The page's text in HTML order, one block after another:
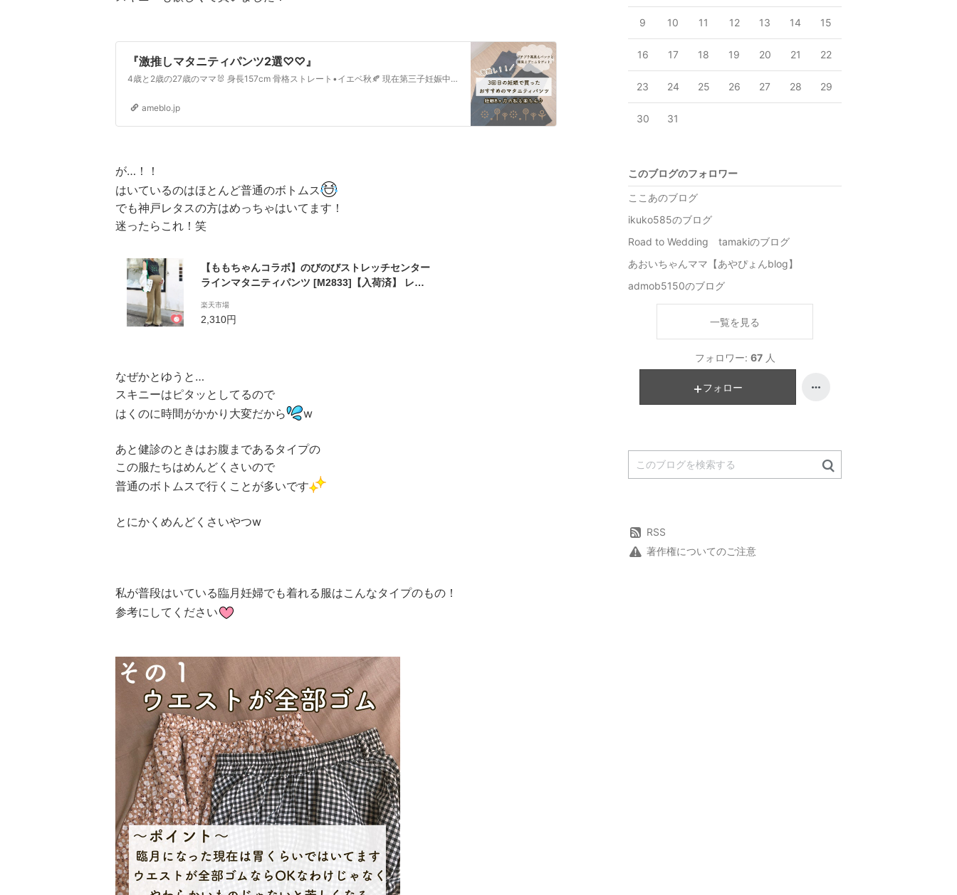
『激推しマタニティパンツ2選♡♡』
4歳と2歳の27歳のママ🐰 身長157cm 骨格ストレート•イエベ秋🍂 現在第三子妊娠中✨✨プチプラ服やコスメが大好き💕リアルなママのコーデやお得情…
ameblo.jp
が…！！
はいているのはほとんど普通のボトムス
でも神戸レタスの方はめっちゃはいてます！
迷ったらこれ！笑
【ももちゃんコラボ】のびのびストレッチセンター
ラインマタニティパンツ [M2833]【入荷済】 レデ
エア パンツ ワイドパンツ ストレッチパンツ ウエ
ストゴム きれいめ おしゃれ 無地 白 黒 母の日 花以
楽天市場
2,310円
なぜかとゆうと…
スキニーはピタッとしてるので
はくのに時間がかかり大変だから
w
あと健診のときはお腹まであるタイプの
この服たちはめんどくさいので
普通のボトムスで行くことが多いです
とにかくめんどくさいやつw
私が普段はいている臨月妊婦でも着れる服はこんなタイプのもの！
参考にしてください
9 10 11 12 13 14 15
16 17 18 19 20 21 22
23 24 25 26 27 28 29
30 31
このブログのフォロワー
ここあのブログ
ikuko585のブログ
Road to Wedding tamakiのブログ
あおいちゃんママ【あやぴょんblog】
admob5150のブログ
一覧を見る
フォロワー: 67 人
フォロー
RSS
著作権についてのご注意